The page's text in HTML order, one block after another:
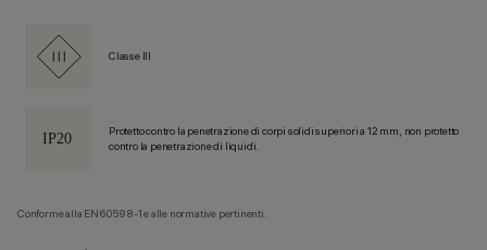
Classe III
Protetto contro la penetrazione di corpi solidi superiori a 12 mm, non protetto
contro la penetrazione di liquidi.
Conforme alla EN60598-1 e alle normative pertinenti.